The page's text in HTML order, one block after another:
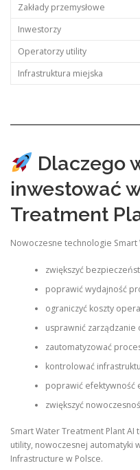
Zakłady przemysłowe
Inwestorzy
Operatorzy utility
Infrastruktura miejska
Dlaczego
inwestować
Treatment
Nowoczesne technologie
zwiększyć
poprawić wydajność
ograniczyć koszty
usprawnić zarządzanie
zautomatyzować
kontrolować
poprawić efektywność
zwiększyć
Smart Water Treatment Plant
utility, nowoczesnej automatyki
Infrastructure w Polsce.